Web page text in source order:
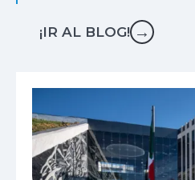
¡IR AL BLOG! →